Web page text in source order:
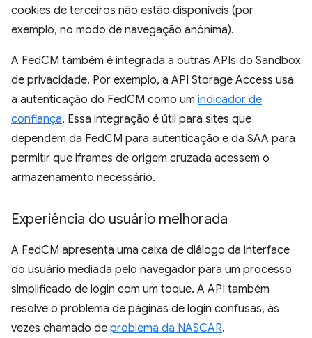
cookies de terceiros não estão disponíveis (por
exemplo, no modo de navegação anônima).
A FedCM também é integrada a outras APIs do Sandbox
de privacidade. Por exemplo, a API Storage Access usa
a autenticação do FedCM como um indicador de
confiança. Essa integração é útil para sites que
dependem da FedCM para autenticação e da SAA para
permitir que iframes de origem cruzada acessem o
armazenamento necessário.
Experiência do usuário melhorada
A FedCM apresenta uma caixa de diálogo da interface
do usuário mediada pelo navegador para um processo
simplificado de login com um toque. A API também
resolve o problema de páginas de login confusas, às
vezes chamado de problema da NASCAR.